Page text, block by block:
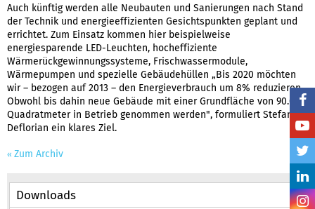
Auch künftig werden alle Neubauten und Sanierungen nach Stand
der Technik und energieeffizienten Gesichtspunkten geplant und
errichtet. Zum Einsatz kommen hier beispielweise
energiesparende LED-Leuchten, hocheffiziente
Wärmerückgewinnungssysteme, Frischwassermodule,
Wärmepumpen und spezielle Gebäudehüllen „Bis 2020 möchten
wir – bezogen auf 2013 – den Energieverbrauch um 8% reduzieren.
Obwohl bis dahin neue Gebäude mit einer Grundfläche von 90.000
Quadratmeter in Betrieb genommen werden", formuliert Stefan
Deflorian ein klares Ziel.
Zum Archiv
Downloads